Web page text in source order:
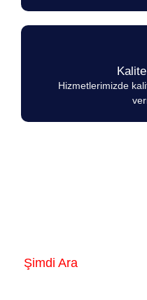
Hizmetlerimizde
Şimdi Ara